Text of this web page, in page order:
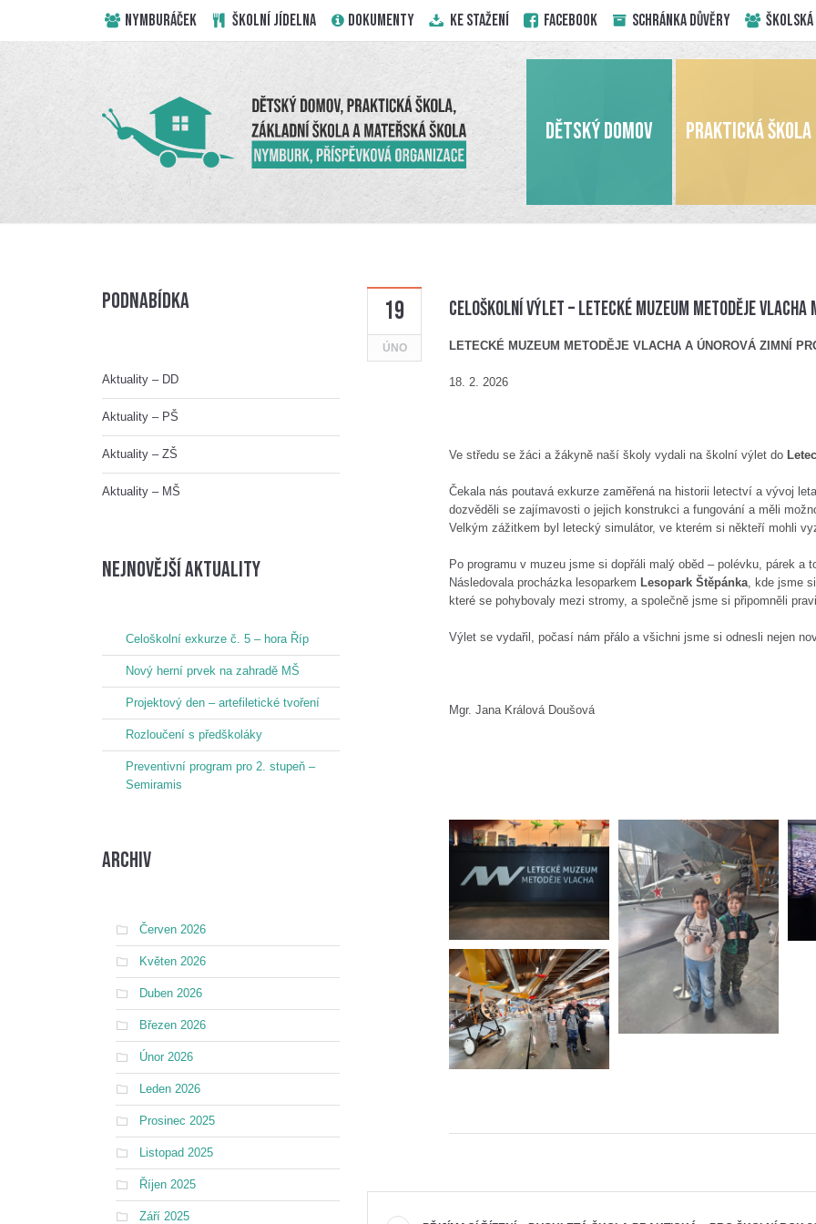
NYMBURÁČEK ŠKOLNÍ JÍDELNA DOKUMENTY KE STAŽENÍ Facebook Schránka důvěry
DĚTSKÝ DOMOV PRAKTICKÁ ŠKOLA
19
ÚNO
Celoškolní výlet – Letecké muzeum Metoděje
LETECKÉ MUZEUM METODĚJE VLACHA A ÚNOROVÁ ZIMNÍ
2. 2026
Ve středu se žáci a žákyně naší školy vydali na školní výlet do
Čekala nás poutavá exkurze zaměřená na historii letectví a vývoj
dozvěděli se zajímavosti o jejich konstrukci a fungování a měli
Velkým zážitkem byl letecký simulátor, ve kterém si někteří mohli
Po programu v muzeu jsme si dopřáli malý oběd – polévku, párek
Následovala procházka lesoparkem Lesopark Štěpánka, kde jsme
které se pohybovaly mezi stromy, a společně jsme si připomněli
Výlet se vydařil, počasí nám přálo a všichni jsme si odnesli nejen
Mgr. Jana Králová Doušová
Podnabídka
Aktuality – DD
Aktuality – PŠ
Aktuality – ZŠ
Aktuality – MŠ
nejnovější aktuality
Celoškolní exkurze č. 5 – hora Říp
Nový herní prvek na zahradě MŠ
Projektový den – artefiletické tvoření
Rozloučení s předškoláky
Preventivní program pro 2. stupeň –
Semiramis
Archiv
Červen 2026
Květen 2026
Duben 2026
Březen 2026
Únor 2026
Leden 2026
Prosinec 2025
Listopad 2025
Říjen 2025
Září 2025